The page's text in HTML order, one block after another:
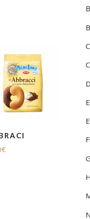
FRAICHES
SÈCHES ET RIZ
PRÉPARÉS
ET SAUCES
VINI
VINI DI
VINI DI
VINI
€